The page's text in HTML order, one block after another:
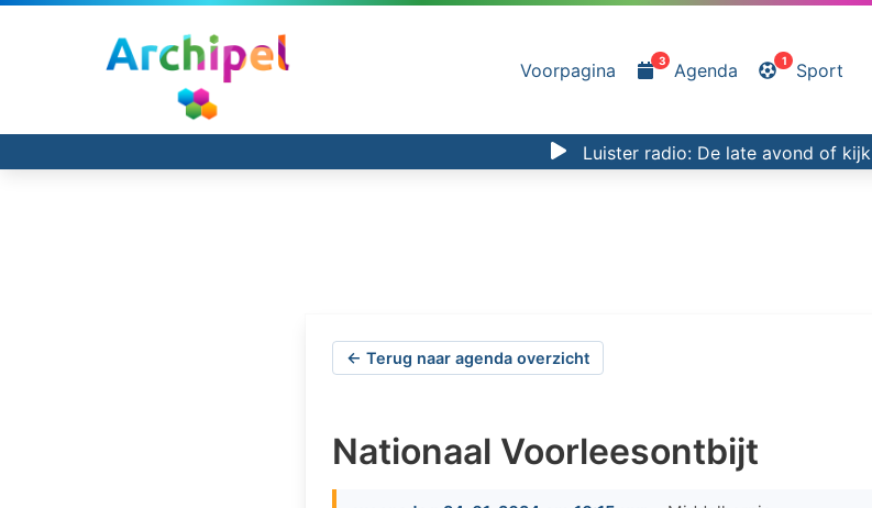
Voorpagina 3 Agenda 1 Sport
Luister radio: De late avond of kijk
← Terug naar agenda overzicht
Nationaal Voorleesontbijt